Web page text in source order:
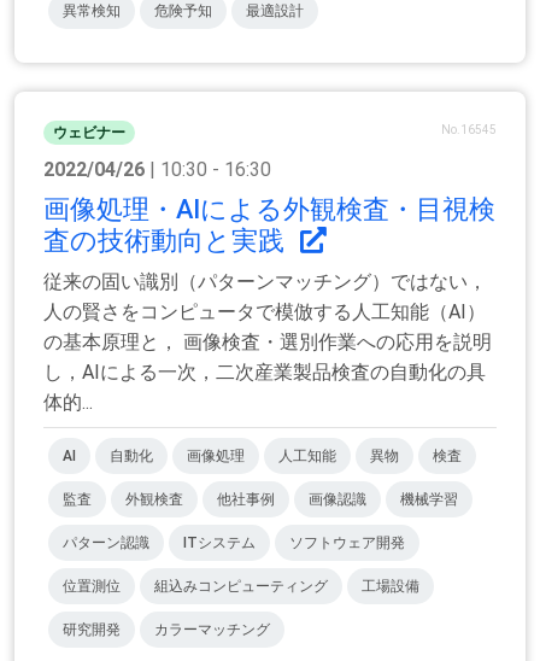
異常検知 危険予知 最適設計
ウェビナー No.16545
2022/04/26 | 10:30 - 16:30
画像処理・AIによる外観検査・目視検
査の技術動向と実践
従来の固い識別（パターンマッチング）ではない，
人の賢さをコンピュータで模倣する人工知能（AI）
の基本原理と， 画像検査・選別作業への応用を説明
し，AIによる一次，二次産業製品検査の自動化の具
体的...
AI 自動化 画像処理 人工知能 異物 検査
監査 外観検査 他社事例 画像認識 機械学習
パターン認識 ITシステム ソフトウェア開発
位置測位 組込みコンピューティング 工場設備
研究開発 カラーマッチング